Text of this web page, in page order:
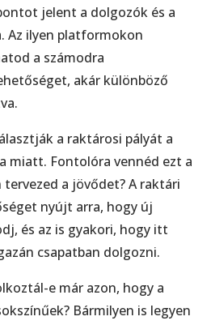
jelent a dolgozók és a
Az ilyen platformokon
a számodra
akár különböző
a raktárosi pályát a
miatt. Fontolóra vennéd ezt a
a jövődet? A raktári
nyújt arra, hogy új
és az is gyakori, hogy itt
csapatban dolgozni.
e már azon, hogy a
Bármilyen is legyen